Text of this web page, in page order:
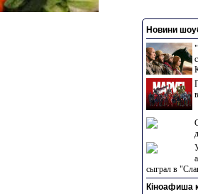
Новини
сыграл в
Кіноафиша